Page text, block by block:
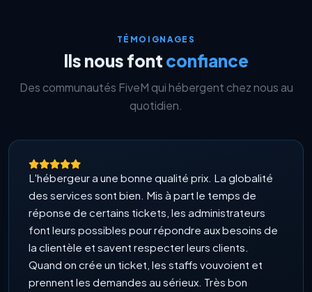
TÉMOIGNAGES
Ils nous font confiance
Des communautés FiveM qui hébergent chez nous au
quotidien.
L'hébergeur a une bonne qualité prix. La globalité
des services sont bien. Mis à part le temps de
réponse de certains tickets, les administrateurs
font leurs possibles pour répondre aux besoins de
la clientèle et savent respecter leurs clients.
Quand on crée un ticket, les staffs vouvoient et
prennent les demandes au sérieux. Très bon